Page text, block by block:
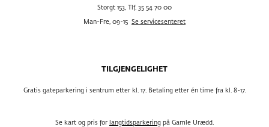
Storgt 153, Tlf. 35 54 70 00
Man-Fre, 09-15 Se servicesenteret
TILGJENGELIGHET
Gratis gateparkering i sentrum etter kl. 17. Betaling etter én time fra kl. 8-17.
Se kart og pris for langtidsparkering på Gamle Urædd.